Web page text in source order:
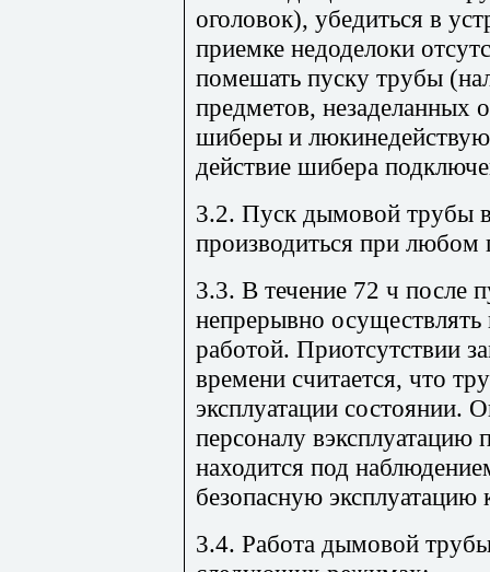
оголовок), убедиться в
приемке недоделоки
помешать пуску трубы
предметов, незаделанных
шиберы и
действие шибера
3.2. Пуск дымовой трубы
производиться при любом
3.3. В течение 72 ч после
непрерывно осуществлять
работой. Приотсутствии
времени считается, что
эксплуатации состоянии.
персоналу вэксплуатацию
находится под
безопасную эксплуатацию
3.4. Работа дымовой